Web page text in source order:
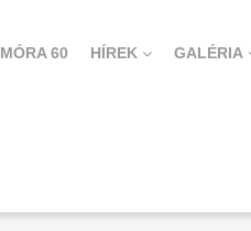
MÓRA 60 HÍREK GALÉRIA